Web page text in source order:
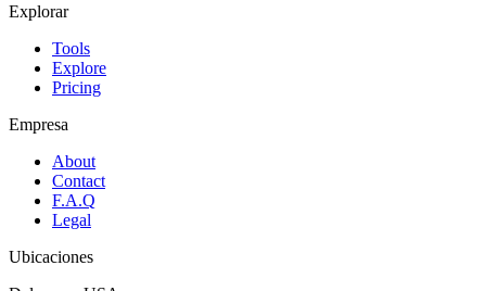
Explorar
Tools
Explore
Pricing
Empresa
About
Contact
F.A.Q
Legal
Ubicaciones